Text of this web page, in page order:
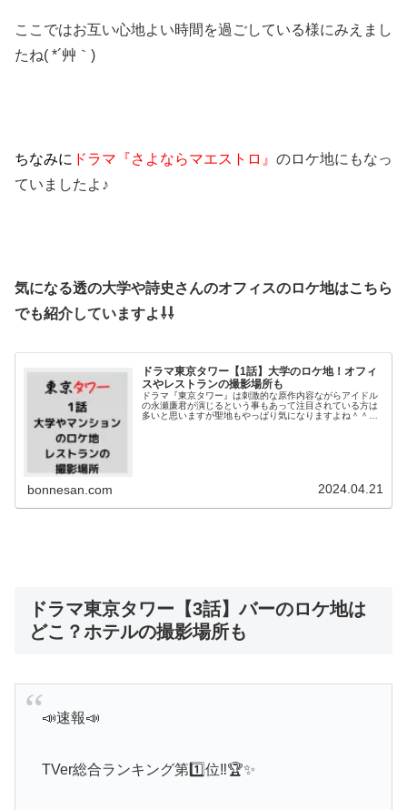
ここではお互い心地よい時間を過ごしている様にみえまし
たね( *´艸｀)
ちなみに ドラマ『さよならマエストロ』 のロケ地にもなっ
ていましたよ♪
気になる透の大学や詩史さんのオフィスのロケ地はこちら
でも紹介していますよ⇩⇩
ドラマ東京タワー【1話】大学のロケ地！オフィ
スやレストランの撮影場所も
ドラマ『東京タワー』は刺激的な原作内容ながらアイドル
の永瀬廉君が演じるという事もあって注目されている方は
多いと思いますが聖地もやっぱり気になりますよね＾＾そ
bonnesan.com 2024.04.21
ドラマ東京タワー【3話】バーのロケ地は
どこ？ホテルの撮影場所も
📣速報📣
TVer総合ランキング第1️⃣位‼︎🏆✨